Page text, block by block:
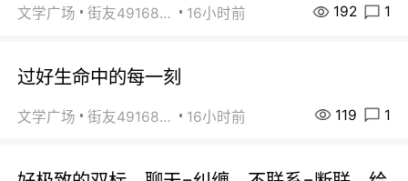
文学广场 街友49168527 16小时前 192 1
过好生命中的每一刻
文学广场 街友49168527 16小时前 119 1